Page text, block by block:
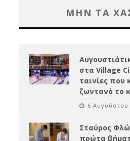
ΜΗΝ ΤΑ
στα Village
ταινίες που
ζωντανό το
6 Αυγούστου
Σταύρος
πρώτα